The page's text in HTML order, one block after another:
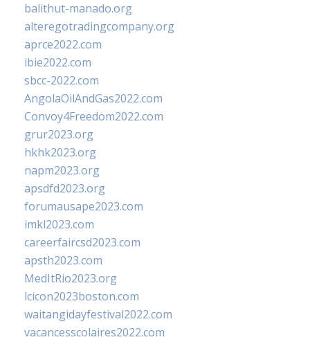
balithut-manado.org
alteregotradingcompany.org
aprce2022.com
ibie2022.com
sbcc-2022.com
AngolaOilAndGas2022.com
Convoy4Freedom2022.com
grur2023.org
hkhk2023.org
napm2023.org
apsdfd2023.org
forumausape2023.com
imkl2023.com
careerfaircsd2023.com
apsth2023.com
MedItRio2023.org
lcicon2023boston.com
waitangidayfestival2022.com
vacancesscolaires2022.com